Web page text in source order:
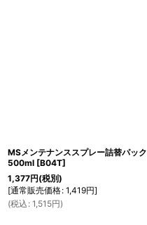
MSメンテナンススプレー詰替パック
500ml [B04T]
1,377円(税別)
[通常販売価格: 1,419円]
(税込 : 1,515円)